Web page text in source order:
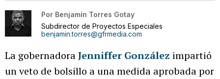
Por Benjamín Torres Gotay
Subdirector de Proyectos Especiales
benjamin.torres@gfrmedia.com
La gobernadoraJenniffer González impartió
un veto de bolsillo a una medida aprobada por